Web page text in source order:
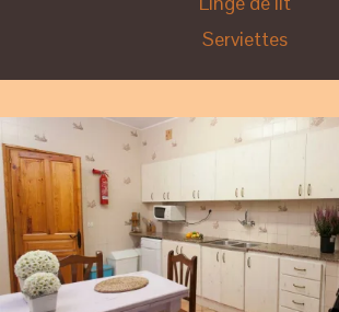
Serviettes